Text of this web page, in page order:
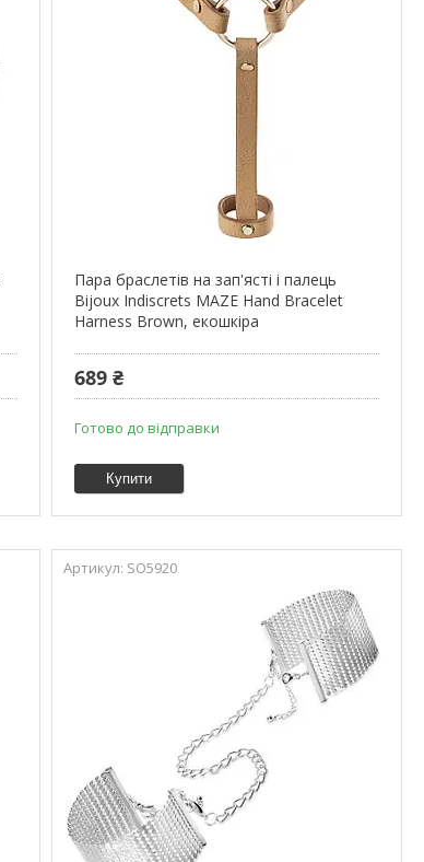
Пара браслетів на зап'ясті і палець
Bijoux Indiscrets MAZE Hand Bracelet
Harness Brown, екошкіра
689 ₴
Готово до відправки
Купити
SO5920